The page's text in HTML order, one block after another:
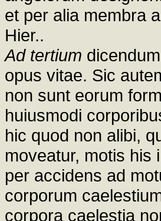
et per alia membra
Hier..
Ad tertium
opus vitae. Sic
non sunt eorum
huiusmodi
hic quod non alibi,
moveatur, motis his
per accidens ad
corporum
corpora caelestia